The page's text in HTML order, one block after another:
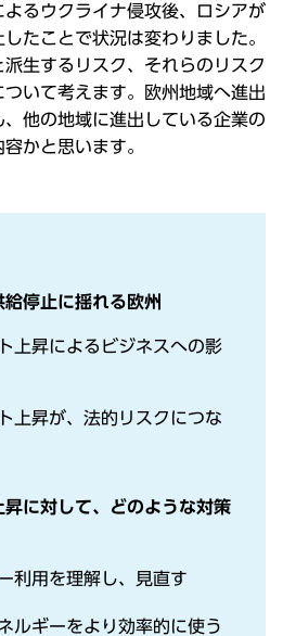
るウクライナ侵攻後、ロシアが
たことで状況は変わりました。
⽣するリスク、それらのリスク
いて考えます。欧州地域へ進出
他の地域に進出している企業の
かと思います。
停⽌に揺れる欧州
上昇によるビジネスへの影
上昇が、法的リスクにつな
に対して、どのような対策
利⽤を理解し、⾒直す
ルギーをより効率的に使う